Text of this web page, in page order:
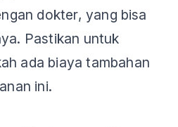
dokter, yang bisa
Pastikan untuk
ada biaya tambahan
ini.